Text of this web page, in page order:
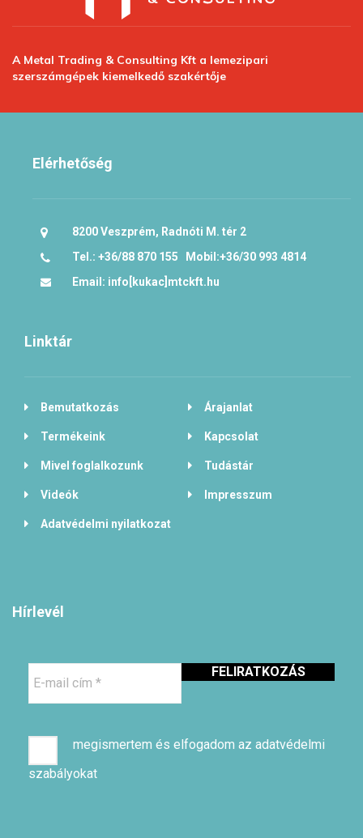
A Metal Trading & Consulting Kft a lemezipari
szerszámgépek kiemelkedő szakértője
Elérhetőség
8200 Veszprém, Radnóti M. tér 2
Tel.: +36/88 870 155 Mobil:+36/30 993 4814
Email: info[kukac]mtckft.hu
Linktár
Bemutatkozás Árajanlat
Termékeink Kapcsolat
Mivel foglalkozunk Tudástár
Videók Impresszum
Adatvédelmi nyilatkozat
Hírlevél
mail
megismertem és elfogadom az adatvédelmi
szabályokat